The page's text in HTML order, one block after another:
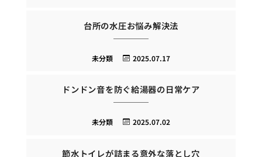
台所の水圧お悩み解決法
2025.07.17
未分類
ドンドン音を防ぐ給湯器の日常ケア
2025.07.02
未分類
節水トイレが詰まる意外な落とし穴